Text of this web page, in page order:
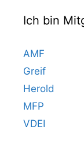
Ich bin
AMF
Greif
Herold
MFP
VDEI